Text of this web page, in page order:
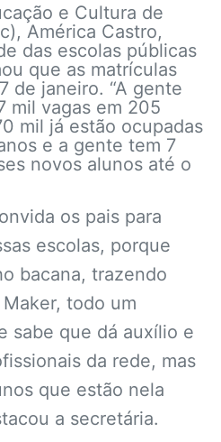
e Cultura de
América Castro,
das escolas públicas
que as matrículas
de janeiro. “A gente
mil vagas em 205
mil já estão ocupadas
e a gente tem 7
novos alunos até o
os pais para
escolas, porque
bacana, trazendo
todo um
sabe que dá auxílio e
da rede, mas
que estão nela
a secretária.